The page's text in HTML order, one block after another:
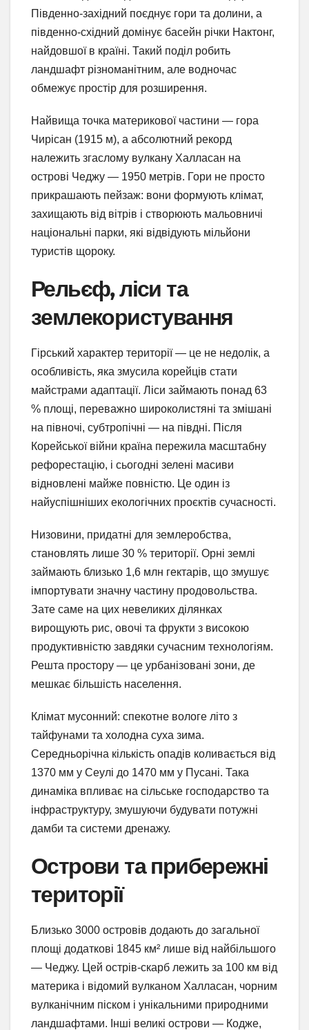
Південно-західний поєднує гори та долини, а
південно-східний домінує басейн річки Нактонг,
найдовшої в країні. Такий поділ робить
ландшафт різноманітним, але водночас
обмежує простір для розширення.
Найвища точка материкової частини — гора
Чирісан (1915 м), а абсолютний рекорд
належить згаслому вулкану Халласан на
острові Чеджу — 1950 метрів. Гори не просто
прикрашають пейзаж: вони формують клімат,
захищають від вітрів і створюють мальовничі
національні парки, які відвідують мільйони
туристів щороку.
Рельєф, ліси та
землекористування
Гірський характер території — це не недолік, а
особливість, яка змусила корейців стати
майстрами адаптації. Ліси займають понад 63
% площі, переважно широколистяні та змішані
на півночі, субтропічні — на півдні. Після
Корейської війни країна пережила масштабну
рефорестацію, і сьогодні зелені масиви
відновлені майже повністю. Це один із
найуспішніших екологічних проєктів сучасності.
Низовини, придатні для землеробства,
становлять лише 30 % території. Орні землі
займають близько 1,6 млн гектарів, що змушує
імпортувати значну частину продовольства.
Зате саме на цих невеликих ділянках
вирощують рис, овочі та фрукти з високою
продуктивністю завдяки сучасним технологіям.
Решта простору — це урбанізовані зони, де
мешкає більшість населення.
Клімат мусонний: спекотне вологе літо з
тайфунами та холодна суха зима.
Середньорічна кількість опадів коливається від
1370 мм у Сеулі до 1470 мм у Пусані. Така
динаміка впливає на сільське господарство та
інфраструктуру, змушуючи будувати потужні
дамби та системи дренажу.
Острови та прибережні
території
Близько 3000 островів додають до загальної
площі додаткові 1845 км² лише від найбільшого
— Чеджу. Цей острів-скарб лежить за 100 км від
материка і відомий вулканом Халласан, чорним
вулканічним піском і унікальними природними
ландшафтами. Інші великі острови — Кодже,